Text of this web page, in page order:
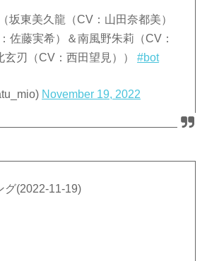
坂東美久龍（CV：山田奈都美）
佐藤実希）＆南風野朱莉（CV：
玄刃（CV：西田望見））#bot
November 19, 2022
グ(2022-11-19)